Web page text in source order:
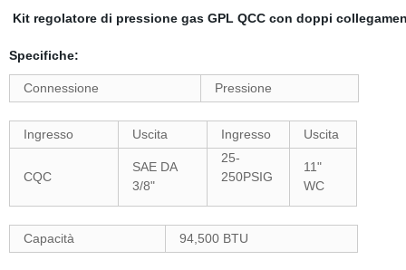
Kit regolatore di pressione gas GPL QCC con doppi
Specifiche:
Connessione Pressione
Ingresso Uscita Ingresso Uscita
CQC
SAE DA
3/8"
25-
250PSIG
11"
WC
Capacità 94,500 BTU